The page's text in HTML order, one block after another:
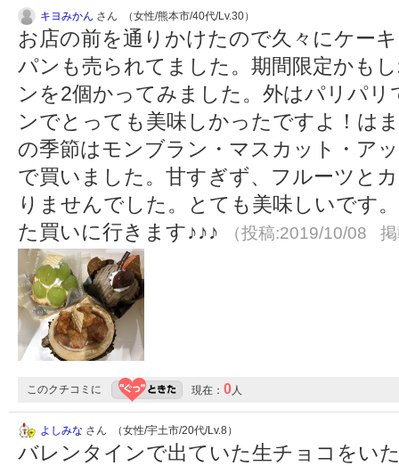
キヨみかん さん （女性/熊本市/40代/Lv.30）
お店の前を通りかけたので久々にケー
パンも売られてました。期間限定かも
ンを2個かってみました。外はパリパ
ンでとっても美味しかったですよ！は
の季節はモンブラン・マスカット・ア
で買いました。甘すぎず、フルーツと
りませんでした。とても美味しいです
た買いに行きます♪♪♪
（投稿:2019/10/08
このクチコミに 現在： 0人
よしみな さん （女性/宇土市/20代/Lv.8）
バレンタインで出ていた生チョコをい